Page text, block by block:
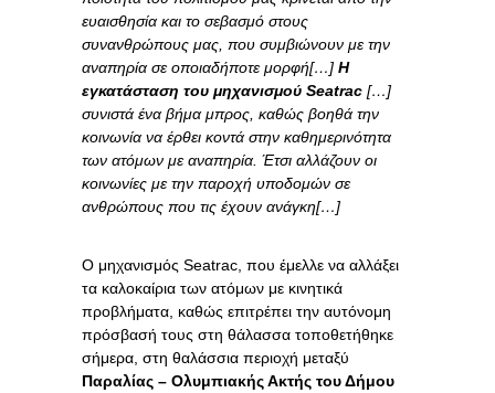
ευαισθησία και το σεβασμό στους
συνανθρώπους μας, που συμβιώνουν με την
αναπηρία σε οποιαδήποτε μορφή[…] Η
εγκατάσταση του μηχανισμού Seatrac […]
συνιστά ένα βήμα μπρος, καθώς βοηθά την
κοινωνία να έρθει κοντά στην καθημερινότητα
των ατόμων με αναπηρία. Έτσι αλλάζουν οι
κοινωνίες με την παροχή υποδομών σε
ανθρώπους που τις έχουν ανάγκη[…]
Ο μηχανισμός Seatrac, που έμελλε να αλλάξει
τα καλοκαίρια των ατόμων με κινητικά
προβλήματα, καθώς επιτρέπει την αυτόνομη
πρόσβασή τους στη θάλασσα τοποθετήθηκε
σήμερα, στη θαλάσσια περιοχή μεταξύ
Παραλίας – Ολυμπιακής Ακτής του Δήμου